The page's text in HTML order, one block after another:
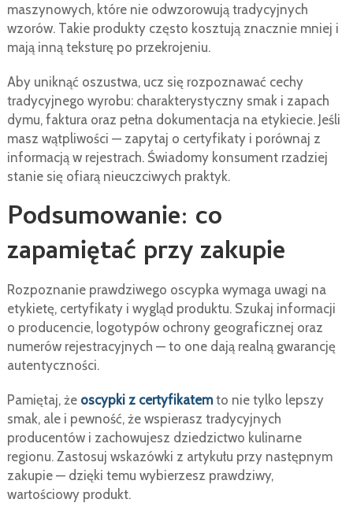
maszynowych, które nie odwzorowują tradycyjnych
wzorów. Takie produkty często kosztują znacznie mniej i
mają inną teksturę po przekrojeniu.
Aby uniknąć oszustwa, ucz się rozpoznawać cechy
tradycyjnego wyrobu: charakterystyczny smak i zapach
dymu, faktura oraz pełna dokumentacja na etykiecie. Jeśli
masz wątpliwości — zapytaj o certyfikaty i porównaj z
informacją w rejestrach. Świadomy konsument rzadziej
stanie się ofiarą nieuczciwych praktyk.
Podsumowanie: co
zapamiętać przy zakupie
Rozpoznanie prawdziwego oscypka wymaga uwagi na
etykietę, certyfikaty i wygląd produktu. Szukaj informacji
o producencie, logotypów ochrony geograficznej oraz
numerów rejestracyjnych — to one dają realną gwarancję
autentyczności.
Pamiętaj, że oscypki z certyfikatemto nie tylko lepszy
smak, ale i pewność, że wspierasz tradycyjnych
producentów i zachowujesz dziedzictwo kulinarne
regionu. Zastosuj wskazówki z artykułu przy następnym
zakupie — dzięki temu wybierzesz prawdziwy,
wartościowy produkt.